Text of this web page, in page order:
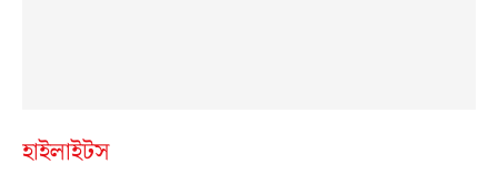
হাইলাইটস